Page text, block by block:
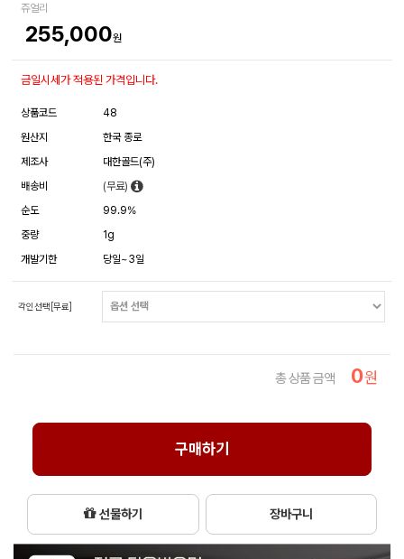
쥬얼리
255,000원
금일시세가 적용된 가격입니다.
상품코드
48
원산지
한국 종로
제조사
대한골드(주)
배송비
(무료)
순도
99.9%
중량
1g
개발기한
당일~3일
각인선택[무료]
총 상품 금액 0원
구매하기
선물하기 장바구니